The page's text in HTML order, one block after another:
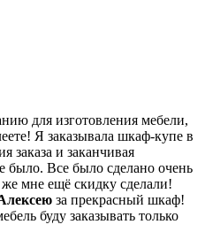
для изготовления мебели,
Я заказывала шкаф-купе в
заказа и заканчивая
Все было сделано очень
мне ещё скидку сделали!
за прекрасный шкаф!
буду заказывать только